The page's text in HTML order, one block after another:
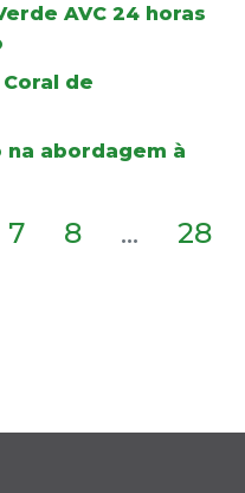
AVC 24 horas
de
na abordagem à
7 8 ... 28